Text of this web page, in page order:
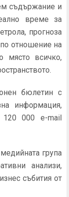
съдържание и
време за
прогноза
отношение на
място всичко,
бюлетин с
информация,
120 000 е-mail
група
анализи,
събития от